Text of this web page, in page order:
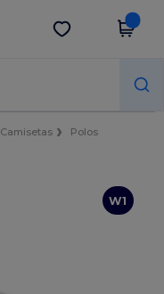
Descargar app
Camisetas
Polos
W1